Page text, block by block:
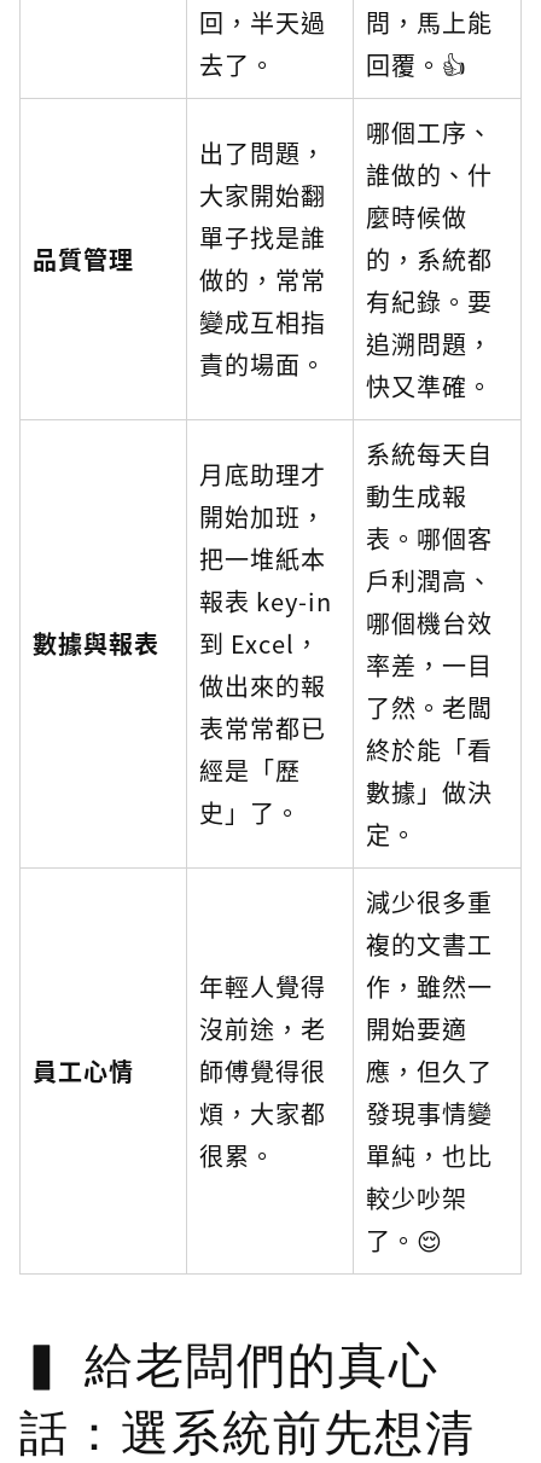
回，半天過
去了。
問，馬上能
回覆。👍
品質管理
出了問題，
大家開始翻
單子找是誰
做的，常常
變成互相指
責的場面。
哪個工序、
誰做的、什
麼時候做
的，系統都
有紀錄。要
追溯問題，
快又準確。
數據與報表
月底助理才
開始加班，
把一堆紙本
報表 key-in
到 Excel，
做出來的報
表常常都已
經是「歷
史」了。
系統每天自
動生成報
表。哪個客
戶利潤高、
哪個機台效
率差，一目
了然。老闆
終於能「看
數據」做決
定。
員工心情
年輕人覺得
沒前途，老
師傅覺得很
煩，大家都
很累。
減少很多重
複的文書工
作，雖然一
開始要適
應，但久了
發現事情變
單純，也比
較少吵架
了。😌
給老闆們的真心
話：選系統前先想清